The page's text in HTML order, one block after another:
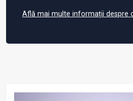
Află mai multe informații despre